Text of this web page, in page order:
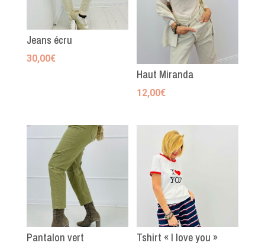
Jeans écru
30,00€
Haut Miranda
12,00€
Pantalon vert Tshirt « I love you »